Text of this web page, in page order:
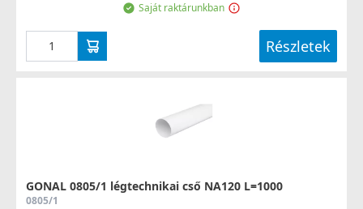
Saját raktárunkban
Részletek
GONAL 0805/1 légtechnikai cső NA120 L=1000
0805/1